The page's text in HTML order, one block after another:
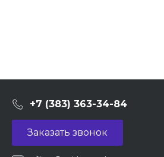
+7 (383) 363-34-84
Заказать звонок